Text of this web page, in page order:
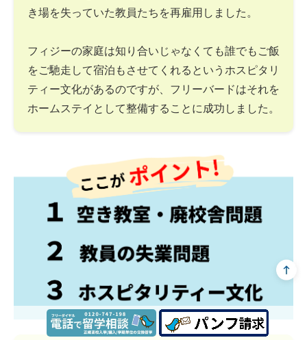
き場を失っていた教員たちを再雇用しました。
フィジーの家庭は知り合いじゃなくても誰でもご飯
をご馳走して宿泊もさせてくれるというホスピタリ
ティー文化があるのですが、フリーバードはそれを
ホームステイとして整備することに成功しました。